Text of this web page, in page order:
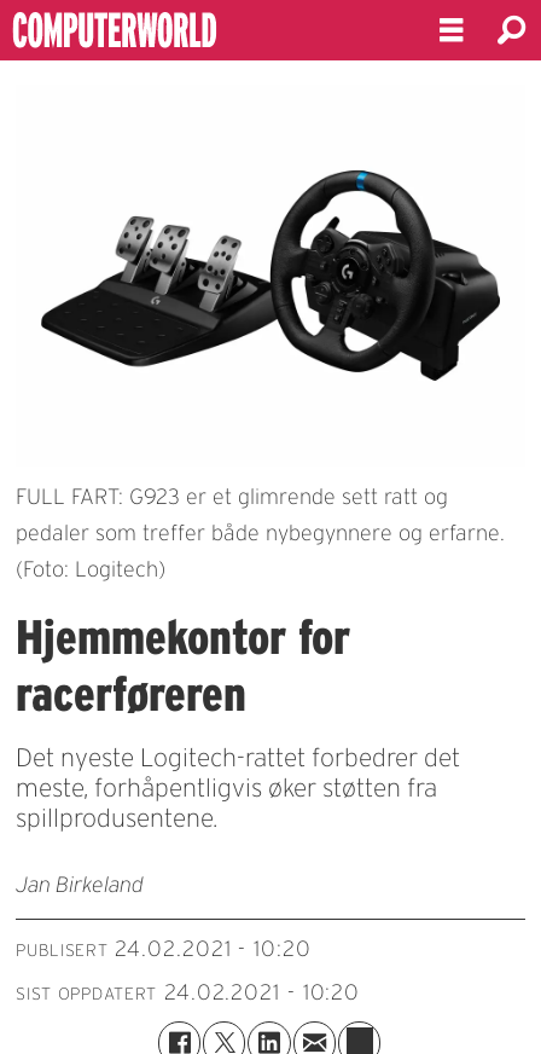
FULL FART: G923 er et glimrende sett ratt og
pedaler som treffer både nybegynnere og erfarne.
(Foto: Logitech)
Hjemmekontor for
racerføreren
Det nyeste Logitech-rattet forbedrer det
meste, forhåpentligvis øker støtten fra
spillprodusentene.
Jan Birkeland
PUBLISERT 24.02.2021 - 10:20
SIST OPPDATERT 24.02.2021 - 10:20